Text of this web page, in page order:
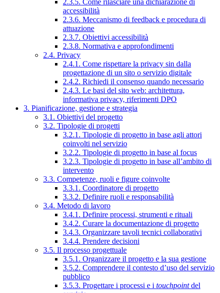
2.3.5. Come rilasciare una dichiarazione di
accessibilità
2.3.6. Meccanismo di feedback e procedura di
attuazione
2.3.7. Obiettivi accessibilità
2.3.8. Normativa e approfondimenti
2.4. Privacy
2.4.1. Come rispettare la privacy sin dalla
progettazione di un sito o servizio digitale
2.4.2. Richiedi il consenso quando necessario
2.4.3. Le basi del sito web: architettura,
informativa privacy, riferimenti DPO
3. Pianificazione, gestione e strategia
3.1. Obiettivi del progetto
3.2. Tipologie di progetti
3.2.1. Tipologie di progetto in base agli attori
coinvolti nel servizio
3.2.2. Tipologie di progetto in base al focus
3.2.3. Tipologie di progetto in base all’ambito di
intervento
3.3. Competenze, ruoli e figure coinvolte
3.3.1. Coordinatore di progetto
3.3.2. Definire ruoli e responsabilità
3.4. Metodo di lavoro
3.4.1. Definire processi, strumenti e rituali
3.4.2. Curare la documentazione di progetto
3.4.3. Organizzare tavoli tecnici collaborativi
3.4.4. Prendere decisioni
3.5. Il processo progettuale
3.5.1. Organizzare il progetto e la sua gestione
3.5.2. Comprendere il contesto d’uso del servizio
pubblico
3.5.3. Progettare i processi e i touchpointdel